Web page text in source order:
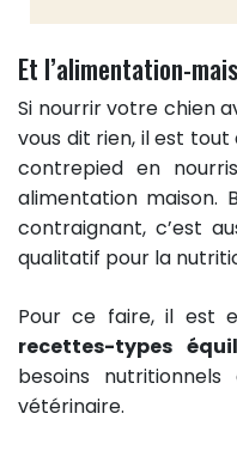
Et l’alimentation-
Si nourrir votre chien
vous dit rien, il est
contrepied en
alimentation maison.
contraignant, c’est
qualitatif pour la
Pour ce faire, il est
recettes-types
besoins
vétérinaire.